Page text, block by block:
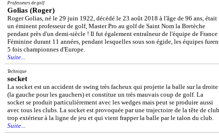
Professeurs de golf
Golias (Roger)
Roger Golias, né le 29 juin 1922, décédé le 23 août 2018 à l'âge de 96 ans, était
un éminent professeur de golf, Master Pro au golf de Saint Nom la Bretèche
pendant près d'un demi-siècle ! Il fut également entraîneur de l'équipe de France
Féminine durant 11 années, pendant lesquelles sous son égide, les équipes
5 fois championnes d'Europe.
Suite...
Technique
socket
La socket est un accident de swing très facheux qui projette la balle sur la droite
(la gauche pour les gauchers) et constitue un très mauvais coup de golf. La
socket se produit particulièrement avec les wedges mais peut se produire aussi
avec tous les clubs. La socket est provoquée par une trajectoire de la tête de club
trop extérieur à la ligne de jeu et qui vient frapper la balle par le talon du club.
Suite...